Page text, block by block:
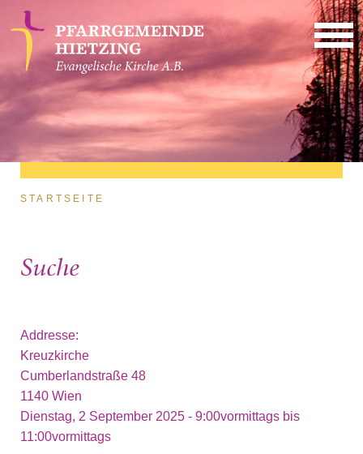
Direkt zum Inhalt
Sie sind hier
STARTSEITE
Suche
Addresse:
Kreuzkirche
Cumberlandstraße 48
1140 Wien
Dienstag, 2 September 2025 - 9:00vormittags bis
11:00vormittags